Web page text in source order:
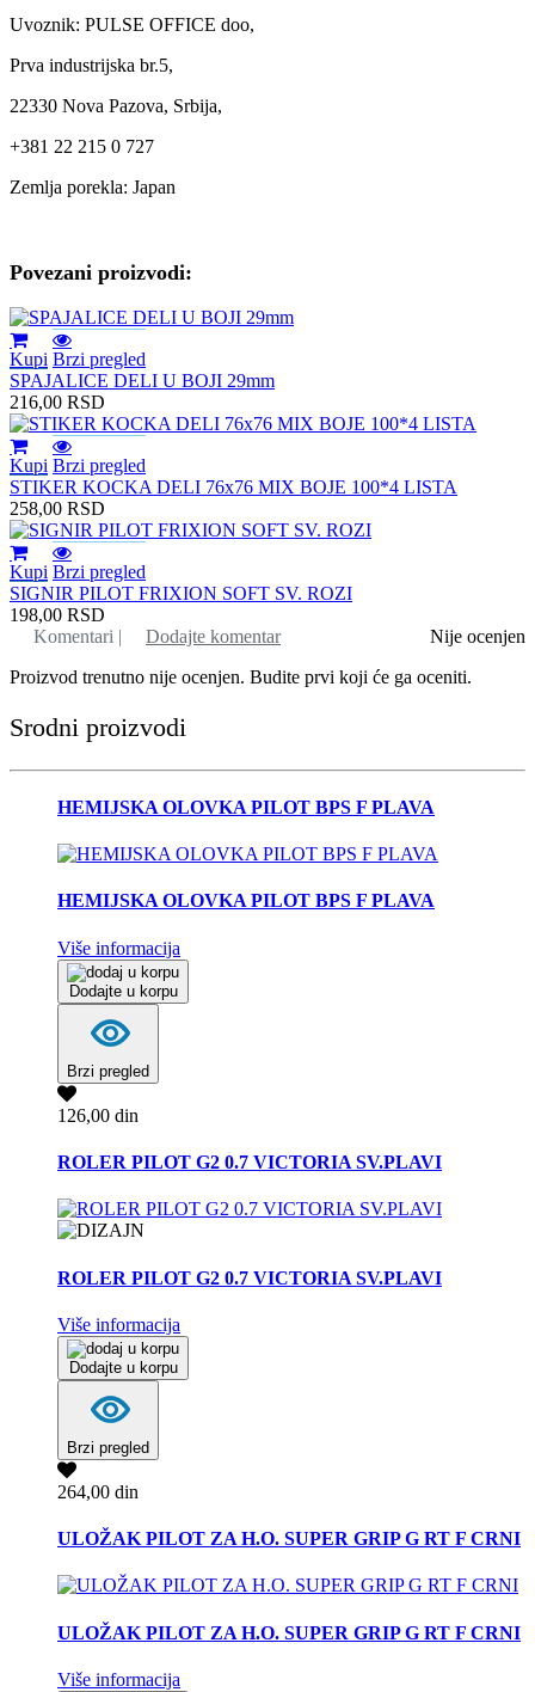
Uvoznik: PULSE OFFICE doo,
Prva industrijska br.5,
22330 Nova Pazova, Srbija,
+381 22 215 0 727
Zemlja porekla: Japan
Povezani proizvodi:
Kupi Brzi pregled
SPAJALICE DELI U BOJI 29mm
216,00 RSD
Kupi Brzi pregled
STIKER KOCKA DELI 76x76 MIX BOJE 100*4 LISTA
258,00 RSD
Kupi Brzi pregled
SIGNIR PILOT FRIXION SOFT SV. ROZI
198,00 RSD
Nije ocenjen
Komentari |
Dodajte komentar
Proizvod trenutno nije ocenjen. Budite prvi koji će ga oceniti.
Srodni proizvodi
HEMIJSKA OLOVKA PILOT BPS F PLAVA
HEMIJSKA OLOVKA PILOT BPS F PLAVA
Više informacija
Dodajte u korpu
Brzi pregled
126,00 din
ROLER PILOT G2 0.7 VICTORIA SV.PLAVI
ROLER PILOT G2 0.7 VICTORIA SV.PLAVI
Više informacija
Dodajte u korpu
Brzi pregled
264,00 din
ULOŽAK PILOT ZA H.O. SUPER GRIP G RT F CRNI
ULOŽAK PILOT ZA H.O. SUPER GRIP G RT F CRNI
Više informacija